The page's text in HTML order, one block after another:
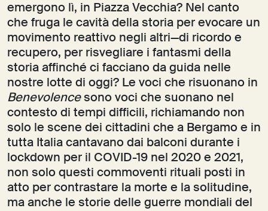
emergono lì, in Piazza Vecchia? Nel canto
che fruga le cavità della storia per evocare un
movimento reattivo negli altri—di ricordo e
recupero, per risvegliare i fantasmi della
storia affinché ci facciano da guida nelle
nostre lotte di oggi? Le voci che risuonano in
Benevolence sono voci che suonano nel
contesto di tempi difficili, richiamando non
solo le scene dei cittadini che a Bergamo e in
tutta Italia cantavano dai balconi durante i
lockdown per il COVID-19 nel 2020 e 2021,
non solo questi commoventi rituali posti in
atto per contrastare la morte e la solitudine,
ma anche le storie delle guerre mondiali del